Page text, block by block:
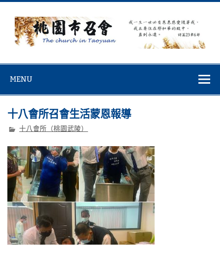
Skip
content
MENU
十八會所召會生活蒙恩報導
十八會所（桃園武陵）